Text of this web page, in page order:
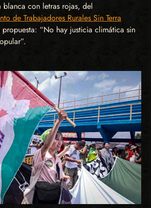
blanca con letras rojas, del
de Trabajadores Rurales Sin Terra
propuesta: “No hay justicia climática sin